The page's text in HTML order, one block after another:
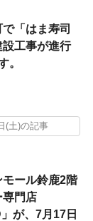
で「はま寿司
工事が進行
。
(土)の記事
モール鈴鹿2階
専門店
が、7月17日